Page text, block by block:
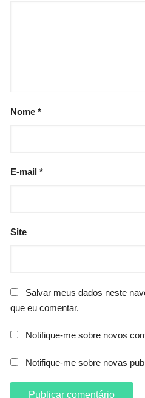
Nome*
E-mail*
Site
Salvar meus dados neste
que eu comentar.
Notifique-me sobre novos
Notifique-me sobre novas